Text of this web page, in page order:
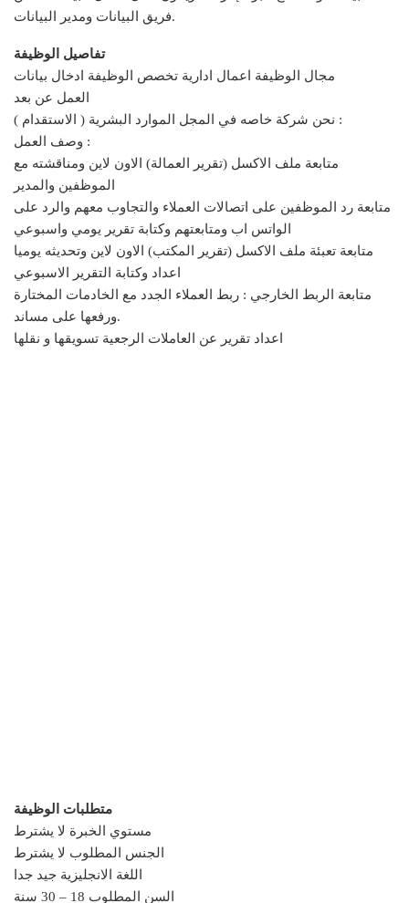
فريق البيانات ومدير البيانات.
تفاصيل الوظيفة
مجال الوظيفة اعمال ادارية تخصص الوظيفة ادخال بيانات
العمل عن بعد
نحن شركة خاصه في المجل الموارد البشرية ( الاستقدام ) :
وصف العمل :
متابعة ملف الاكسل (تقرير العمالة) الاون لاين ومناقشته مع
الموظفين والمدير
متابعة رد الموظفين على اتصالات العملاء والتجاوب معهم والرد على
الواتس اب ومتابعتهم وكتابة تقرير يومي واسبوعي
متابعة تعبئة ملف الاكسل (تقرير المكتب) الاون لاين وتحديثه يوميا
اعداد وكتابة التقرير الاسبوعي
متابعة الربط الخارجي : ربط العملاء الجدد مع الخادمات المختارة
ورفعها على مساند.
اعداد تقرير عن العاملات الرجعية تسويقها و نقلها
متطلبات الوظيفة
مستوي الخبرة لا يشترط
الجنس المطلوب لا يشترط
اللغة الانجليزية جيد جدا
السن المطلوب 18 – 30 سنة